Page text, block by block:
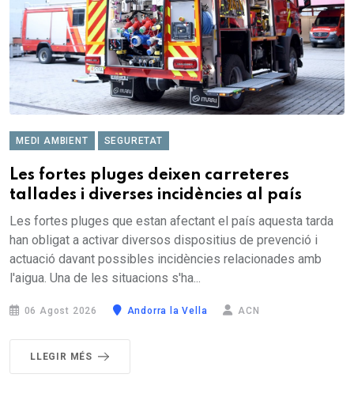
MEDI AMBIENT SEGURETAT
Les fortes pluges deixen carreteres
tallades i diverses incidències al país
Les fortes pluges que estan afectant el país aquesta tarda
han obligat a activar diversos dispositius de prevenció i
actuació davant possibles incidències relacionades amb
l'aigua. Una de les situacions s'ha...
06 Agost 2026 Andorra la Vella ACN
LLEGIR MÉS